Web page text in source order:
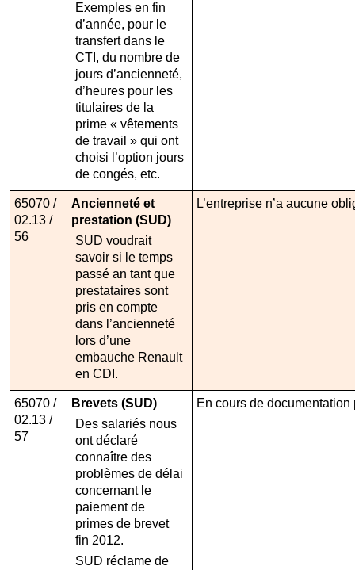
Exemples en fin
d’année, pour le
transfert dans le
CTI, du nombre de
jours d’ancienneté,
d’heures pour les
titulaires de la
prime « vêtements
de travail » qui ont
choisi l’option jours
de congés, etc.
65070 /
02.13 /
56
Ancienneté et
prestation (SUD)
SUD voudrait
savoir si le temps
passé an tant que
prestataires sont
pris en compte
dans l’ancienneté
lors d’une
embauche Renault
en CDI.
L’entreprise n’a aucune
65070 /
02.13 /
57
Brevets (SUD)
Des salariés nous
ont déclaré
connaître des
problèmes de délai
concernant le
paiement de
primes de brevet
fin 2012.
SUD réclame de
En cours de